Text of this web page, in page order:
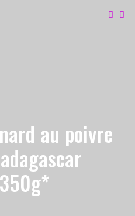
au poivre